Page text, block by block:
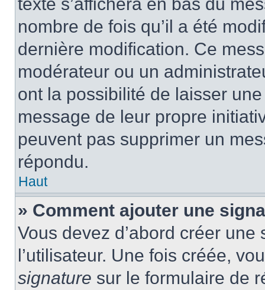
nombre de fois qu’il a été
dernière modification. Ce
modérateur ou un
ont la possibilité de laisser
message de leur propre
peuvent pas supprimer un
répondu.
Haut
» Comment ajouter une
Vous devez d’abord créer
l’utilisateur. Une fois créée,
signature sur le formulaire de